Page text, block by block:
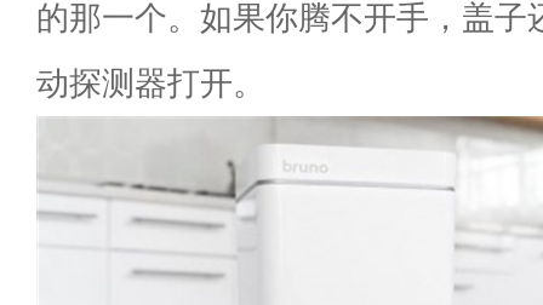
的那一个。如果你腾不开手，盖子
动探测器打开。